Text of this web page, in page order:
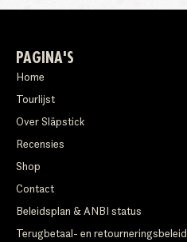
PAGINA'S
Home
Tourlijst
Over Släpstick
Recensies
Shop
Contact
Beleidsplan & ANBI status
Terugbetaal- en retourneringsbeleid